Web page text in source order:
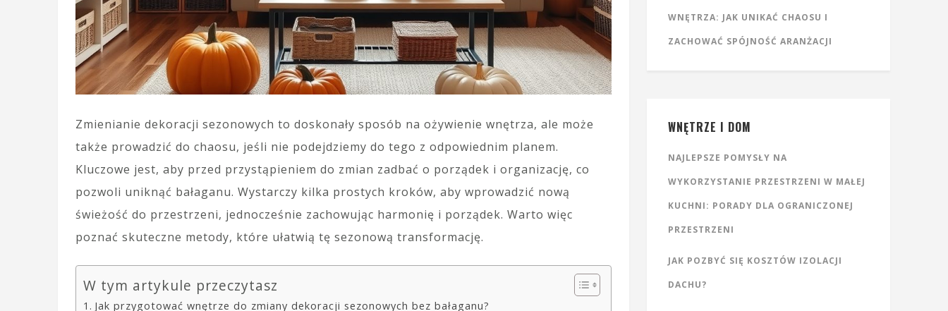
Zmienianie dekoracji sezonowych to doskonały sposób na ożywienie wnętrza, ale może
także prowadzić do chaosu, jeśli nie podejdziemy do tego z odpowiednim planem.
Kluczowe jest, aby przed przystąpieniem do zmian zadbać o porządek i organizację, co
pozwoli uniknąć bałaganu. Wystarczy kilka prostych kroków, aby wprowadzić nową
świeżość do przestrzeni, jednocześnie zachowując harmonię i porządek. Warto więc
poznać skuteczne metody, które ułatwią tę sezonową transformację.
W tym artykule przeczytasz
Jak przygotować wnętrze do zmiany dekoracji sezonowych bez bałaganu?
WNĘTRZA: JAK UNIKAĆ CHAOSU I
ZACHOWAĆ SPÓJNOŚĆ ARANŻACJI
WNĘTRZE I DOM
NAJLEPSZE POMYSŁY NA
WYKORZYSTANIE PRZESTRZENI W MAŁEJ
KUCHNI: PORADY DLA OGRANICZONEJ
PRZESTRZENI
JAK POZBYĆ SIĘ KOSZTÓW IZOLACJI
DACHU?